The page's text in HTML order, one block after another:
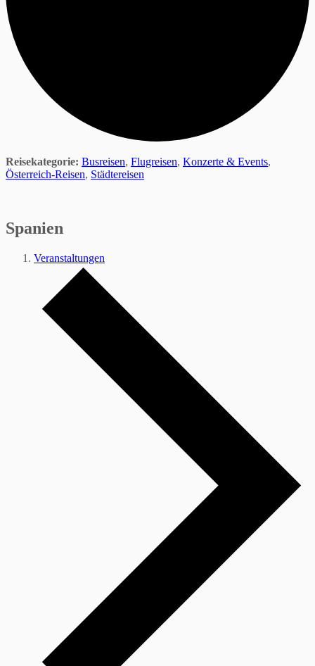
Reisekategorie: Busreisen, Flugreisen, Konzerte & Events,
Österreich-Reisen, Städtereisen
Spanien
Veranstaltungen